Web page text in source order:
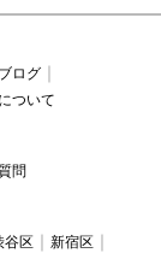
ブログ
ついて
問
谷区
新宿区